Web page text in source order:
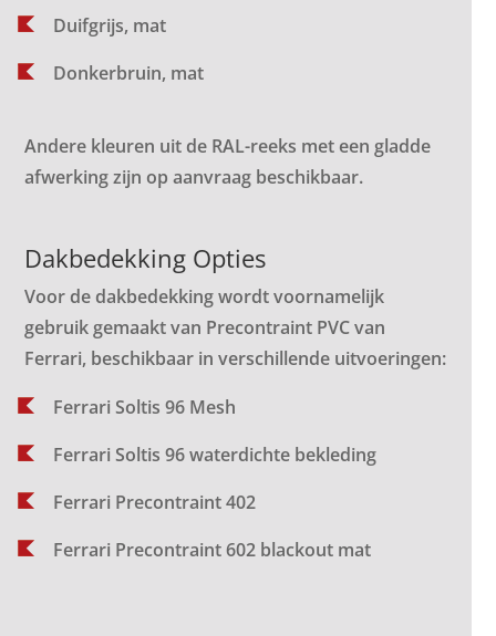
Duifgrijs, mat
Donkerbruin, mat
Andere kleuren uit de RAL-reeks met een gladde
afwerking zijn op aanvraag beschikbaar.
Dakbedekking Opties
Voor de dakbedekking wordt voornamelijk
gebruik gemaakt van Precontraint PVC van
Ferrari, beschikbaar in verschillende uitvoeringen:
Ferrari Soltis 96 Mesh
Ferrari Soltis 96 waterdichte bekleding
Ferrari Precontraint 402
Ferrari Precontraint 602 blackout mat